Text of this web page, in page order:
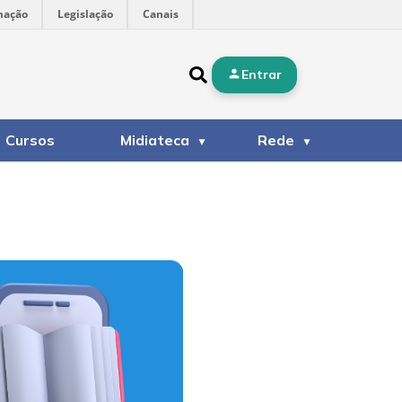
Legislação Canais
Entrar
Cursos Midiateca Rede